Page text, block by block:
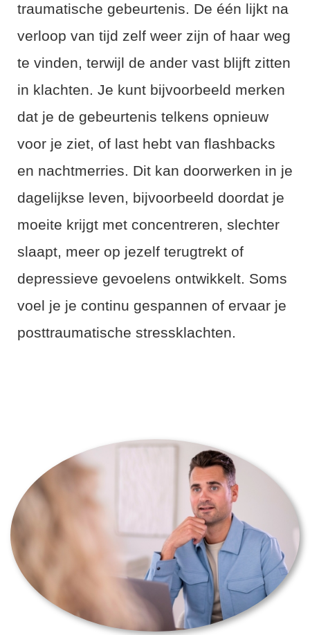
traumatische gebeurtenis. De één lijkt na
verloop van tijd zelf weer zijn of haar weg
te vinden, terwijl de ander vast blijft zitten
in klachten. Je kunt bijvoorbeeld merken
dat je de gebeurtenis telkens opnieuw
voor je ziet, of last hebt van flashbacks
en nachtmerries. Dit kan doorwerken in je
dagelijkse leven, bijvoorbeeld doordat je
moeite krijgt met concentreren, slechter
slaapt, meer op jezelf terugtrekt of
depressieve gevoelens ontwikkelt. Soms
voel je je continu gespannen of ervaar je
posttraumatische stressklachten.